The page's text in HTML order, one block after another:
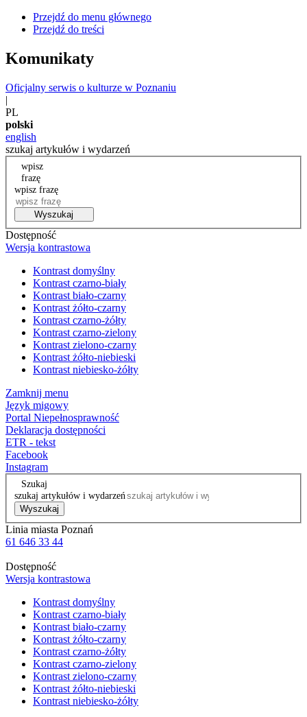
Przejdź do menu głównego
Przejdź do treści
Komunikaty
Oficjalny serwis o kulturze w Poznaniu
|
PL
polski
english
szukaj artykułów i wydarzeń
wpisz
frazę
wpisz frazę
Wyszukaj
Dostępność
Wersja kontrastowa
Kontrast domyślny
Kontrast czarno-biały
Kontrast biało-czarny
Kontrast żółto-czarny
Kontrast czarno-żółty
Kontrast czarno-zielony
Kontrast zielono-czarny
Kontrast żółto-niebieski
Kontrast niebiesko-żółty
Zamknij menu
Język migowy
Portal Niepełnosprawność
Deklaracja dostępności
ETR - tekst
Facebook
Instagram
Szukaj
szukaj artykułów i wydarzeń
Wyszukaj
Linia miasta Poznań
61 646 33 44
Dostępność
Wersja kontrastowa
Kontrast domyślny
Kontrast czarno-biały
Kontrast biało-czarny
Kontrast żółto-czarny
Kontrast czarno-żółty
Kontrast czarno-zielony
Kontrast zielono-czarny
Kontrast żółto-niebieski
Kontrast niebiesko-żółty